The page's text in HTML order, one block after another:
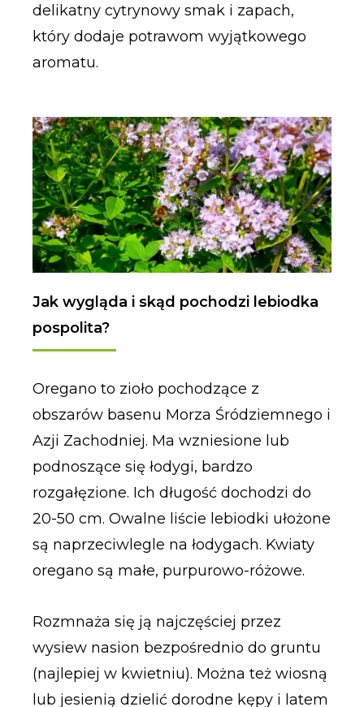
delikatny cytrynowy smak i zapach,
który dodaje potrawom wyjątkowego
aromatu.
Jak wygląda i skąd pochodzi lebiodka
pospolita?
Oregano to zioło pochodzące z
obszarów basenu Morza Śródziemnego i
Azji Zachodniej. Ma wzniesione lub
podnoszące się łodygi, bardzo
rozgałęzione. Ich długość dochodzi do
20-50 cm. Owalne liście lebiodki ułożone
są naprzeciwlegle na łodygach. Kwiaty
oregano są małe, purpurowo-różowe.
Rozmnaża się ją najczęściej przez
wysiew nasion bezpośrednio do gruntu
(najlepiej w kwietniu). Można też wiosną
lub jesienią dzielić dorodne kępy i latem